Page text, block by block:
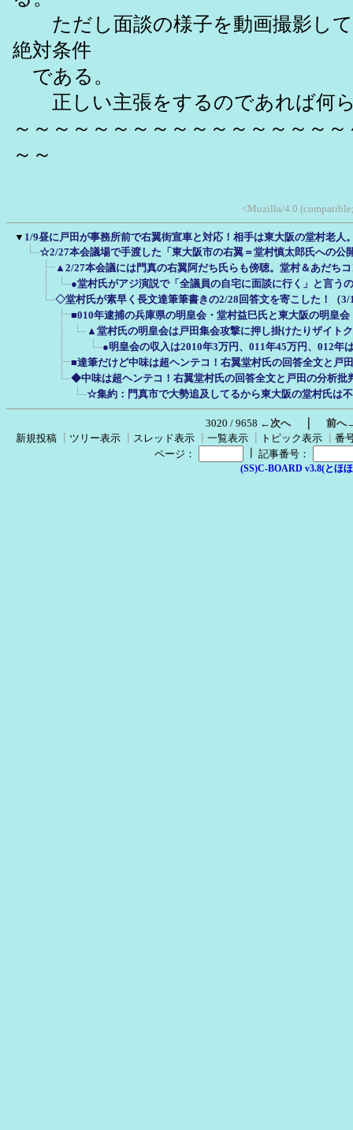
ただし面談の様子を動画撮影して
絶対条件
である。
正しい主張をするのであれ
～～～～～～～～～～～～～～～～
～～
<Mozilla/4.0
▼ 1/9昼に戸田が事務所前で右翼街宣車と対応！相手は東大阪の堂村老人
☆2/27本会議場で手渡した「東大阪市の右翼＝堂村慎太郎氏への公
▲2/27本会議には門真の右翼阿だち氏らも傍聴。堂村＆あだち
●堂村氏がアジ演説で「全議員の自宅に面談に行く」と言う
◇堂村氏が素早く長文達筆筆書きの2/28回答文を寄こした！（3/
■010年逮捕の兵庫県の明皇会・堂村益巳氏と東大阪の明皇
▲堂村氏の明皇会は戸田集会攻撃に押し掛けたりザイト
●明皇会の収入は2010年3万円、011年45万円、012年
■達筆だけど中味は超ヘンテコ！右翼堂村氏の回答全文と戸
◆中味は超ヘンテコ！右翼堂村氏の回答全文と戸田の分析批
☆集約：門真市で大勢追及してるから東大阪の堂村氏は
3020 / 9658 ←次へ｜ 前へ
新規投稿
ツリー表示 スレッド表示 一覧表示 トピック表示
番
ページ：
記事番号：
(SS)C-BOARD v3.8(とほ